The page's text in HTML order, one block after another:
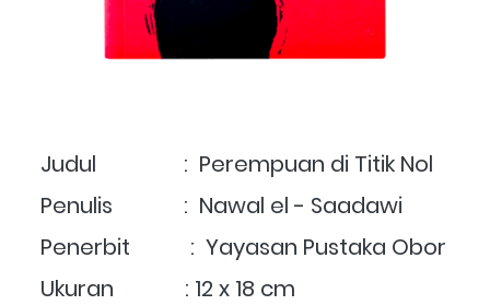
Judul                : Perempuan di Titik Nol
Penulis             :  Nawal el - Saadawi
Penerbit           :  Yayasan Pustaka Obor
Ukuran             : 12 x 18 cm